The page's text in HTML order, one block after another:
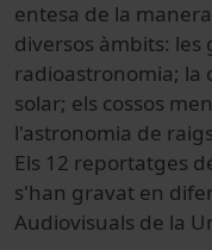
entesa de la
diversos àmbits: les
radioastronomia; la
solar; els cossos
l'astronomia de
Els 12 reportatges
s'han gravat en
Audiovisuals de la